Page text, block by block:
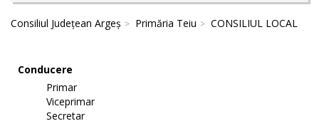
Consiliul Județean Argeș Primăria Teiu CONSILIUL LOCAL
Conducere
Primar
Viceprimar
Secretar